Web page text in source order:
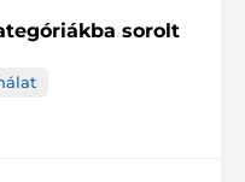
sorolt